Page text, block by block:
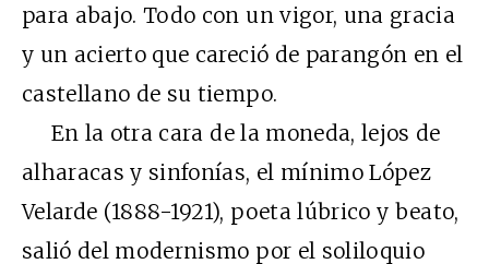
para abajo. Todo con un vigor, una gracia
y un acierto que careció de parangón en el
castellano de su tiempo.
En la otra cara de la moneda, lejos de
alharacas y sinfonías, el mínimo López
Velarde (1888-1921), poeta lúbrico y beato,
salió del modernismo por el soliloquio